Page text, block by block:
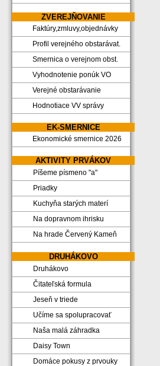
ZVEREJŇOVANIE
Faktúry,zmluvy,objednávky
Profil verejného obstarávat.
Smernica o verejnom obst.
Vyhodnotenie ponúk VO
Verejné obstarávanie
Hodnotiace VV správy
EK-SMERNICE
Ekonomické smernice 2026
AKTIVITY PRVÁKOV
Píšeme písmeno "a"
Priadky
Kuchyňa starých materí
Na dopravnom ihrisku
Na hrade Červený Kameň
DRUHÁKOVO
Druhákovo
Čitateľská formula
Jeseň v triede
Učíme sa spolupracovať
Naša malá záhradka
Daisy Town
Domáce pokusy z prvouky